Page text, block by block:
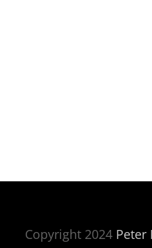
Copyright 2024 Peter